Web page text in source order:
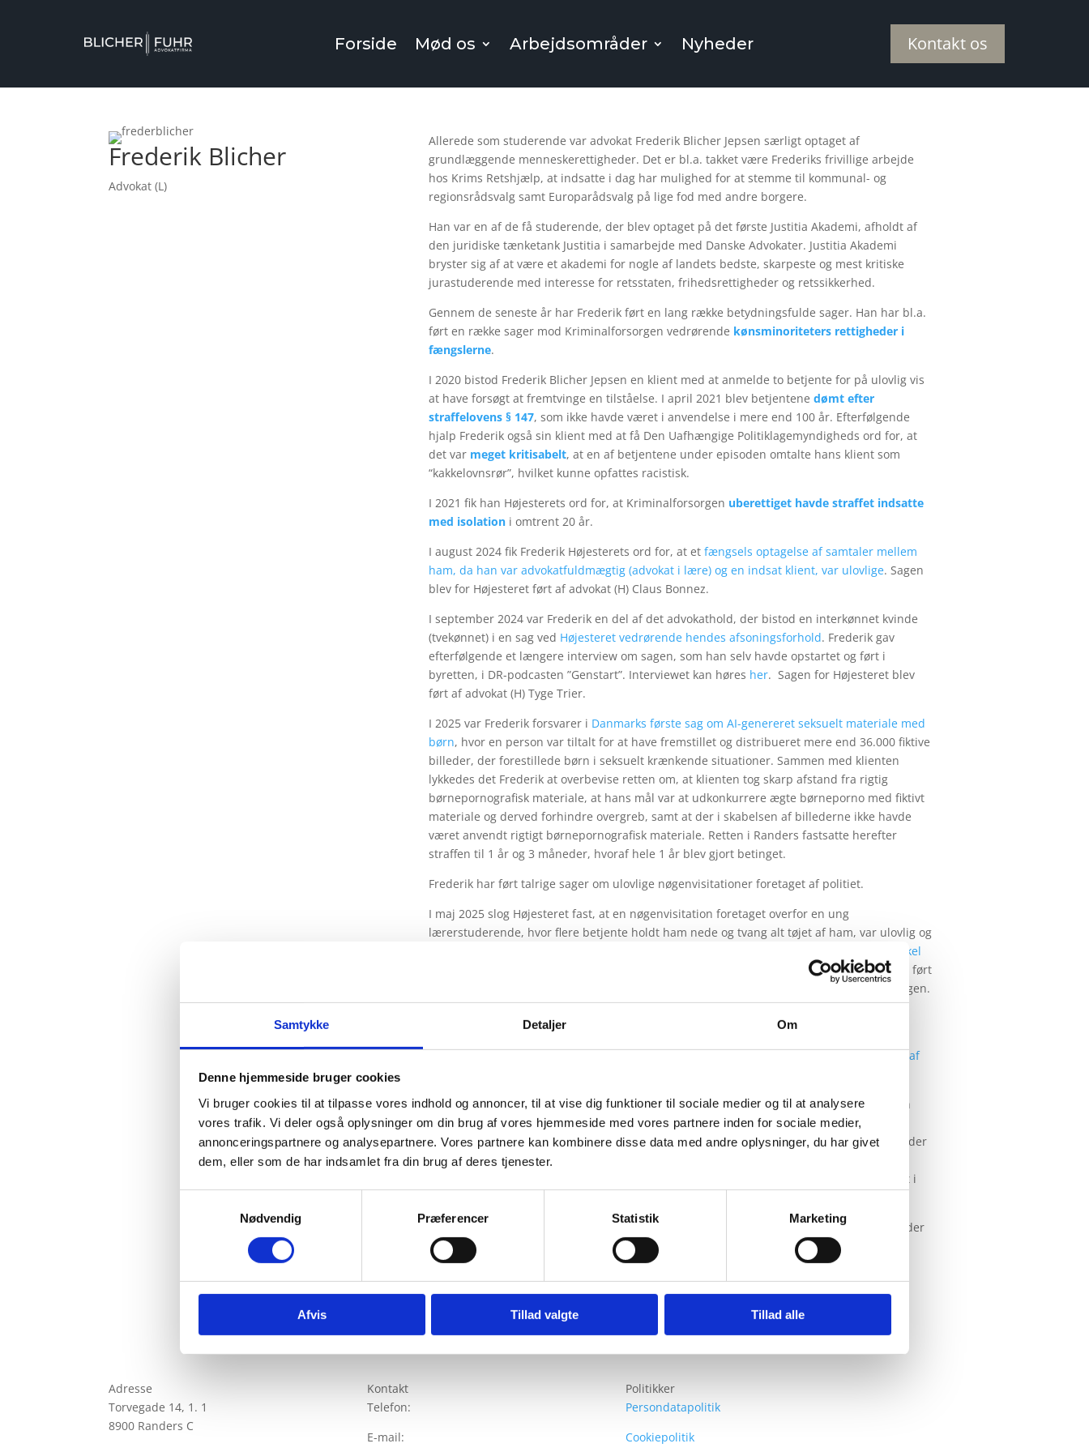
Samtykke Detaljer Om
Denne hjemmeside bruger cookies
Vi bruger cookies til at tilpasse vores indhold og annoncer, til at vise dig funktioner til sociale medier og til at analysere
vores trafik. Vi deler også oplysninger om din brug af vores hjemmeside med vores partnere inden for sociale medier,
annonceringspartnere og analysepartnere. Vores partnere kan kombinere disse data med andre oplysninger, du har givet
dem, eller som de har indsamlet fra din brug af deres tjenester.
Nødvendig
Præferencer Statistik Marketing
Afvis Tillad valgte Tillad alle
Forside Mød os Arbejdsområder Nyheder Kontakt os
Frederik Blicher
Advokat (L)
Allerede som studerende var advokat Frederik Blicher Jepsen særligt optaget af
grundlæggende menneskerettigheder. Det er bl.a. takket være Frederiks frivillige arbejde
hos Krims Retshjælp, at indsatte i dag har mulighed for at stemme til kommunal- og
regionsrådsvalg samt Europarådsvalg på lige fod med andre borgere.
Han var en af de få studerende, der blev optaget på det første Justitia Akademi, afholdt af
den juridiske tænketank Justitia i samarbejde med Danske Advokater. Justitia Akademi
bryster sig af at være et akademi for nogle af landets bedste, skarpeste og mest kritiske
jurastuderende med interesse for retsstaten, frihedsrettigheder og retssikkerhed.
Gennem de seneste år har Frederik ført en lang række betydningsfulde sager. Han har bl.a.
ført en række sager mod Kriminalforsorgen vedrørende kønsminoriteters rettigheder i
fængslerne.
I 2020 bistod Frederik Blicher Jepsen en klient med at anmelde to betjente for på ulovlig vis
at have forsøgt at fremtvinge en tilståelse. I april 2021 blev betjentene dømt efter
straffelovens § 147, som ikke havde været i anvendelse i mere end 100 år. Efterfølgende
hjalp Frederik også sin klient med at få Den Uafhængige Politiklagemyndigheds ord for, at
det var meget kritisabelt, at en af betjentene under episoden omtalte hans klient som
“kakkelovnsrør”, hvilket kunne opfattes racistisk.
I 2021 fik han Højesterets ord for, at Kriminalforsorgen uberettiget havde straffet indsatte
med isolation i omtrent 20 år.
I august 2024 fik Frederik Højesterets ord for, at et fængsels optagelse af samtaler mellem
ham, da han var advokatfuldmægtig (advokat i lære) og en indsat klient, var ulovlige. Sagen
blev for Højesteret ført af advokat (H) Claus Bonnez.
I september 2024 var Frederik en del af det advokathold, der bistod en interkønnet kvinde
(tvekønnet) i en sag ved Højesteret vedrørende hendes afsoningsforhold. Frederik gav
efterfølgende et længere interview om sagen, som han selv havde opstartet og ført i
byretten, i DR-podcasten ”Genstart”. Interviewet kan høres her. Sagen for Højesteret blev
ført af advokat (H) Tyge Trier.
I 2025 var Frederik forsvarer i Danmarks første sag om AI-genereret seksuelt materiale med
børn, hvor en person var tiltalt for at have fremstillet og distribueret mere end 36.000 fiktive
billeder, der forestillede børn i seksuelt krænkende situationer. Sammen med klienten
lykkedes det Frederik at overbevise retten om, at klienten tog skarp afstand fra rigtig
børnepornografisk materiale, at hans mål var at udkonkurrere ægte børneporno med fiktivt
materiale og derved forhindre overgreb, samt at der i skabelsen af billederne ikke havde
været anvendt rigtigt børnepornografisk materiale. Retten i Randers fastsatte herefter
straffen til 1 år og 3 måneder, hvoraf hele 1 år blev gjort betinget.
Frederik har ført talrige sager om ulovlige nøgenvisitationer foretaget af politiet.
I maj 2025 slog Højesteret fast, at en nøgenvisitation foretaget overfor en ung
lærerstuderende, hvor flere betjente holdt ham nede og tvang alt tøjet af ham, var ulovlig og
mishandling i strid med Den Europæiske Menneskerettighedskonventions artikel
. Sagen blev opstartet af Frederik, som førte sagen i byretten. For Højesteret blev sagen ført
af advokat (H) Mads Pramming med bistand fra Frederik, der i sin tid havde opstartet sagen.
Dele af sagen verserer fortsat ved Den Europæiske Menneskerettighedsdomstol i sagen
Larsen mod Danmark, hvor Frederik bistår klageren.
I juni 2025 fik Frederik Retten i Lyngbys ord for, at enlignende nøgenvisitation foretaget af
I september 2025 bistod Frederik en kvindelig frisør, der i 2017 havde været udsat for en
særdeles ydmygende nøgenvisitation på en politistation i København, hvor hun
blevtvangsmæssigt afklædt under deltagelse af flere mandlige betjente. Kvinden var under
visitationen overbevist om, at hun skulle voldtages. Københavns Byret ikendte kvinden
50.000 kr. i godtgørelse for nøgenvisitationen, hvilket er den højeste godtgørelse tilkendt i
Ved siden af sit arbejde som advokat er Frederik bestyrelsesmedlem iKrims Retshjælp
, der
er specialiseret i rådgivning af indsatte i landets fængsler. Derudover afgiver Frederik
regelmæssigt høringssvar til lovforslag sendt i høring på vegne af Landsforeningen Krim
inden for strafferets- og straffuldbyrdelsesretsområdet.
Adresse
Torvegade 14, 1. 1
8900 Randers C
Kontakt
Telefon:
E-mail:
Politikker
Persondatapolitik
Cookiepolitik